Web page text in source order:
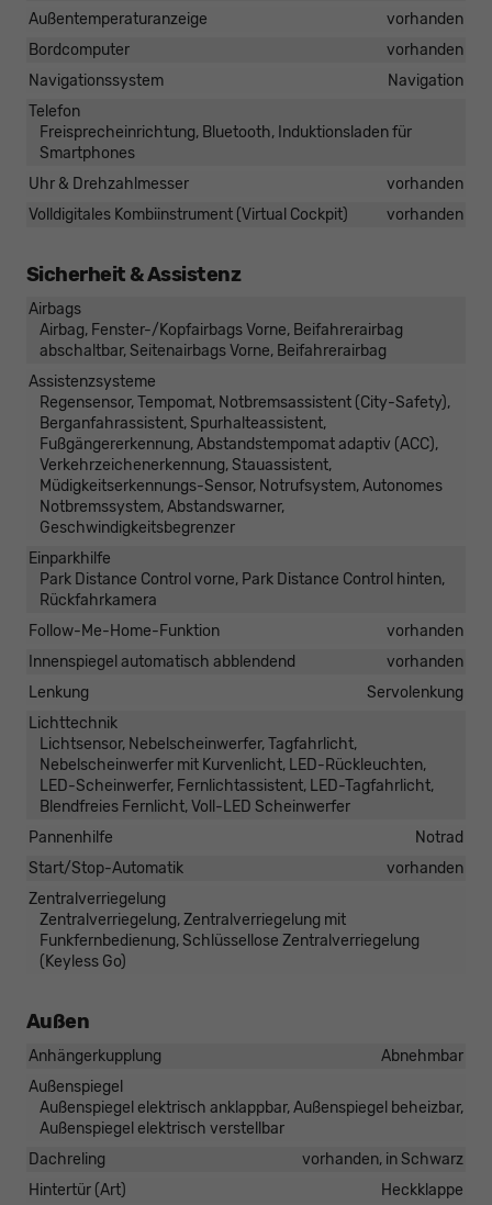
Außentemperaturanzeige
vorhanden
Bordcomputer
vorhanden
Navigationssystem
Navigation
Telefon
Freisprecheinrichtung, Bluetooth, Induktionsladen für
Smartphones
Uhr & Drehzahlmesser
vorhanden
Volldigitales Kombiinstrument (Virtual Cockpit)
vorhanden
Sicherheit & Assistenz
Airbags
Airbag, Fenster-/Kopfairbags Vorne, Beifahrerairbag
abschaltbar, Seitenairbags Vorne, Beifahrerairbag
Assistenzsysteme
Regensensor, Tempomat, Notbremsassistent (City-Safety),
Berganfahrassistent, Spurhalteassistent,
Fußgängererkennung, Abstandstempomat adaptiv (ACC),
Verkehrzeichenerkennung, Stauassistent,
Müdigkeitserkennungs-Sensor, Notrufsystem, Autonomes
Notbremssystem, Abstandswarner,
Geschwindigkeitsbegrenzer
Einparkhilfe
Park Distance Control vorne, Park Distance Control hinten,
Rückfahrkamera
Follow-Me-Home-Funktion
vorhanden
Innenspiegel automatisch abblendend
vorhanden
Lenkung
Servolenkung
Lichttechnik
Lichtsensor, Nebelscheinwerfer, Tagfahrlicht,
Nebelscheinwerfer mit Kurvenlicht, LED-Rückleuchten,
LED-Scheinwerfer, Fernlichtassistent, LED-Tagfahrlicht,
Blendfreies Fernlicht, Voll-LED Scheinwerfer
Pannenhilfe
Notrad
Start/Stop-Automatik
vorhanden
Zentralverriegelung
Zentralverriegelung, Zentralverriegelung mit
Funkfernbedienung, Schlüssellose Zentralverriegelung
(Keyless Go)
Außen
Anhängerkupplung
Abnehmbar
Außenspiegel
Außenspiegel elektrisch anklappbar, Außenspiegel beheizbar,
Außenspiegel elektrisch verstellbar
Dachreling
vorhanden, in Schwarz
Hintertür (Art)
Heckklappe